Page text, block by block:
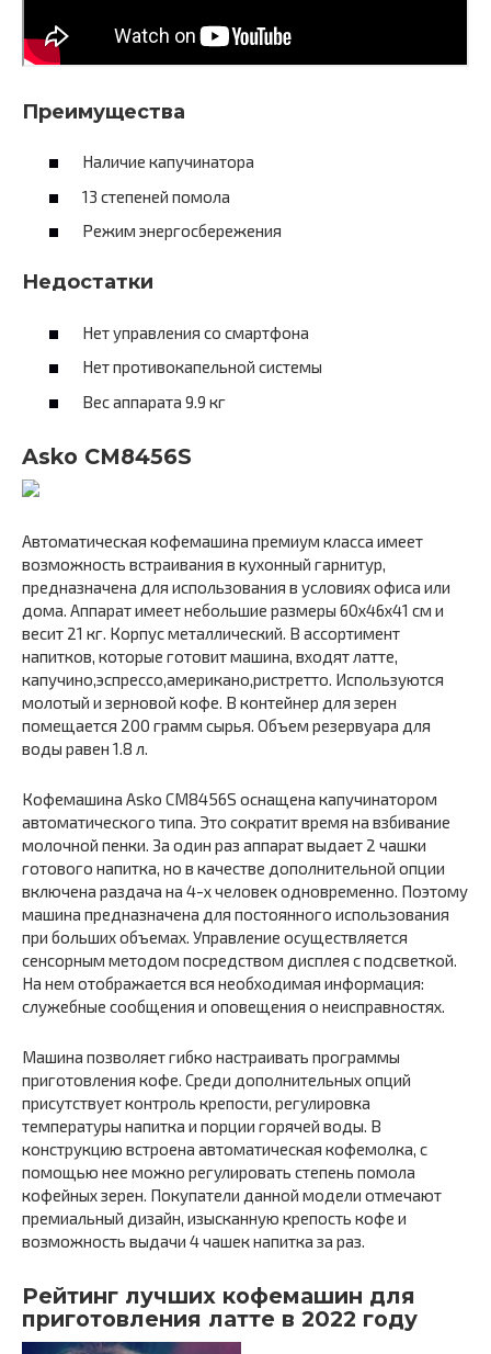
Преимущества
Наличие капучинатора
13 степеней помола
Режим энергосбережения
Недостатки
Нет управления со смартфона
Нет противокапельной системы
Вес аппарата 9.9 кг
Asko CM8456S
Автоматическая кофемашина премиум класса имеет
возможность встраивания в кухонный гарнитур,
предназначена для использования в условиях офиса или
дома. Аппарат имеет небольшие размеры 60х46х41 см и
весит 21 кг. Корпус металлический. В ассортимент
напитков, которые готовит машина, входят латте,
капучино,эспрессо,американо,ристретто. Используются
молотый и зерновой кофе. В контейнер для зерен
помещается 200 грамм сырья. Объем резервуара для
воды равен 1.8 л.
Кофемашина Asko CM8456S оснащена капучинатором
автоматического типа. Это сократит время на взбивание
молочной пенки. За один раз аппарат выдает 2 чашки
готового напитка, но в качестве дополнительной опции
включена раздача на 4-х человек одновременно. Поэтому
машина предназначена для постоянного использования
при больших объемах. Управление осуществляется
сенсорным методом посредством дисплея с подсветкой.
На нем отображается вся необходимая информация:
служебные сообщения и оповещения о неисправностях.
Машина позволяет гибко настраивать программы
приготовления кофе. Среди дополнительных опций
присутствует контроль крепости, регулировка
температуры напитка и порции горячей воды. В
конструкцию встроена автоматическая кофемолка, с
помощью нее можно регулировать степень помола
кофейных зерен. Покупатели данной модели отмечают
премиальный дизайн, изысканную крепость кофе и
возможность выдачи 4 чашек напитка за раз.
Рейтинг лучших кофемашин для
приготовления латте в 2022 году